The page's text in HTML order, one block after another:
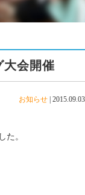
大会開催
お知らせ 2015.09.03
た。